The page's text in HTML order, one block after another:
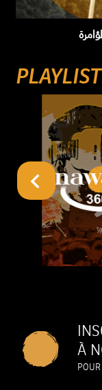
À
POUR